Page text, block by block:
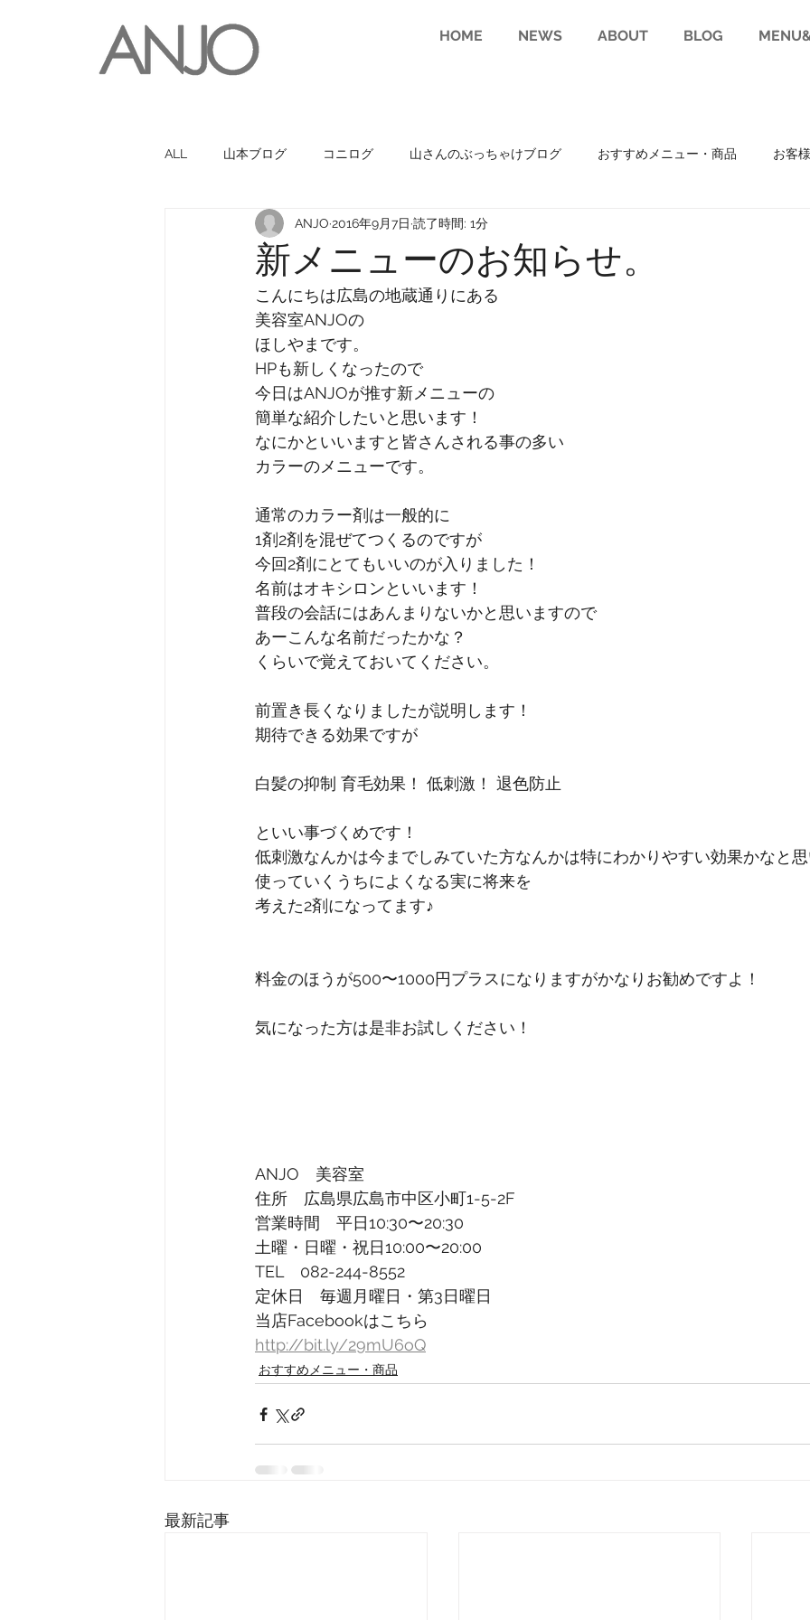
HOME NEWS ABOUT BLOG
ALL 山本ブログ コニログ 山さんのぶっちゃけブログ おすすめメニュー・商品 お客様
お世話になっている人・お店 趣味 RECRUIT(求人)
新メニューのお知らせ。
ANJO 2016年9月7日 読了時間: 1分
こんにちは広島の地蔵通りにある
美容室ANJOの
ほしやまです。
HPも新しくなったので
今日はANJOが推す新メニューの
簡単な紹介したいと思います！
なにかといいますと皆さんされる事の多い
カラーのメニューです。
通常のカラー剤は一般的に
1剤2剤を混ぜてつくるのですが
今回2剤にとてもいいのが入りました！
名前はオキシロンといいます！
普段の会話にはあんまりないかと思いますので
あーこんな名前だったかな？
くらいで覚えておいてください。
前置き長くなりましたが説明します！
期待できる効果ですが
白髪の抑制 育毛効果！ 低刺激！ 退色防止
といい事づくめです！
低刺激なんかは今までしみていた方なんかは特にわかりやすい効果かなと
使っていくうちによくなる実に将来を
考えた2剤になってます♪
料金のほうが500〜1000円プラスになりますがかなりお勧めですよ！
気になった方は是非お試しください！
ANJO　美容室
住所　広島県広島市中区小町1-5-2F
営業時間　平日10:30〜20:30
土曜・日曜・祝日10:00〜20:00
TEL　082-244-8552
定休日　毎週月曜日・第3日曜日
当店Facebookはこちら
http://bit.ly/29mU6oQ
おすすめメニュー・商品
最新記事